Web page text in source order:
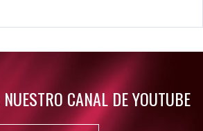
detalles de Resident Evil 9
CANAL DE YOUTUBE